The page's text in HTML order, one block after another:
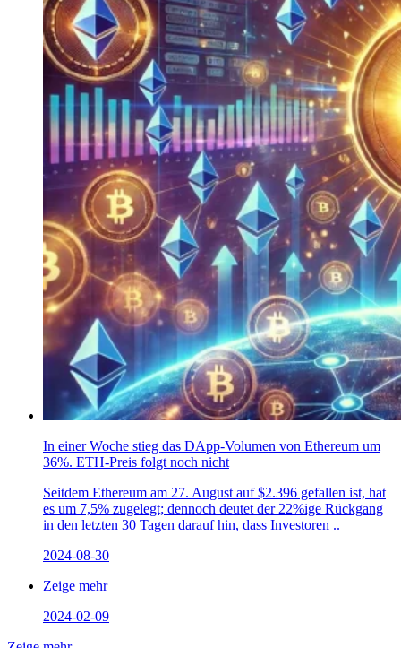
In einer Woche stieg das DApp-Volumen von Ethereum um
36%. ETH-Preis folgt noch nicht
Seitdem Ethereum am 27. August auf $2.396 gefallen ist, hat
es um 7,5% zugelegt; dennoch deutet der 22%ige Rückgang
in den letzten 30 Tagen darauf hin, dass Investoren ..
2024-08-30
Zeige mehr
2024-02-09